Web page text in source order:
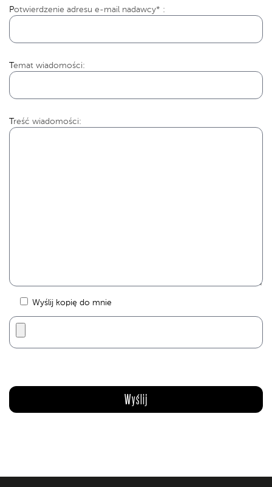
Potwierdzenie adresu e-mail nadawcy* :
Temat wiadomości:
Treść wiadomości:
Wyślij kopię do mnie